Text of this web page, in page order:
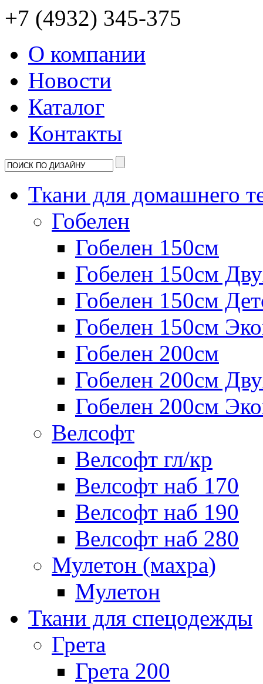
+7 (4932) 345-375
О компании
Новости
Каталог
Контакты
Ткани для домашнего
Гобелен
Гобелен 150см
Гобелен 150см
Гобелен 150см
Гобелен 150см
Гобелен 200см
Гобелен 200см
Гобелен 200см
Велсофт
Велсофт гл/кр
Велсофт наб 170
Велсофт наб 190
Велсофт наб 280
Мулетон (махра)
Мулетон
Ткани для спецодежды
Грета
Грета 200